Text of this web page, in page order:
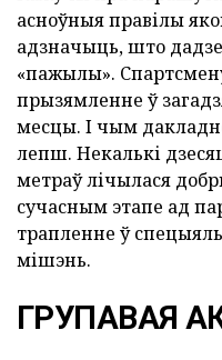
асноўныя правілы
адзначыць, што
«пажылы».
прызямленне ў
месцы. І чым
лепш. Некалькі
метраў лічылася
сучасным этапе ад
трапленне ў
мішэнь.
ГРУПАВАЯ